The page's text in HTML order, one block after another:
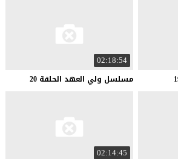
02:18:54
مسلسل ولي العهد الحلقة 20
02:14:45